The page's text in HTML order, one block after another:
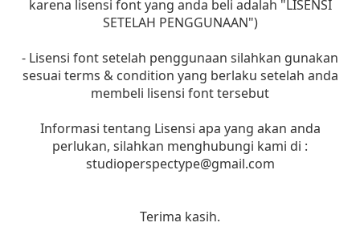
karena lisensi font yang anda beli adalah "LISENSI
SETELAH PENGGUNAAN")
- Lisensi font setelah penggunaan silahkan gunakan
sesuai terms & condition yang berlaku setelah anda
membeli lisensi font tersebut
Informasi tentang Lisensi apa yang akan anda
perlukan, silahkan menghubungi kami di :
studioperspectype@gmail.com
Terima kasih.